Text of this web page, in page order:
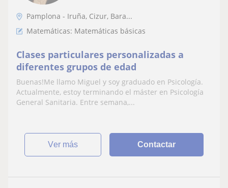
Pamplona - Iruña, Cizur, Bara...
Matemáticas: Matemáticas básicas
Clases particulares personalizadas a
diferentes grupos de edad
Buenas!Me llamo Miguel y soy graduado en Psicología.
Actualmente, estoy terminando el máster en Psicología
General Sanitaria. Entre semana,...
ver más Contactar